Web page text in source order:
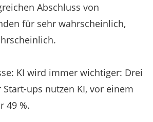
Abschluss von
für sehr wahrscheinlich,
KI wird immer wichtiger: Drei
Start-ups nutzen KI, vor einem
49 %.